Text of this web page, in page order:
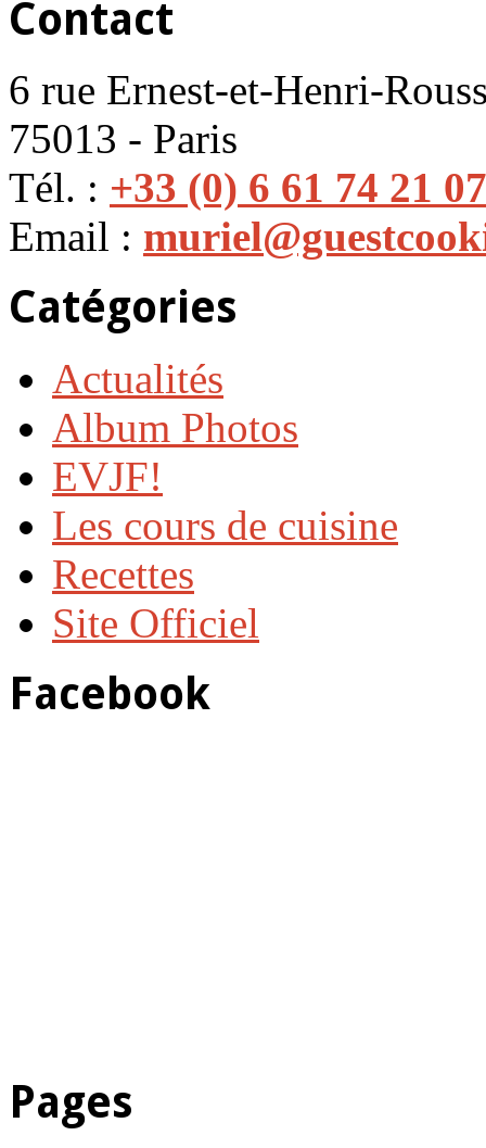
Contact
6 rue Ernest-et-Henri-
75013 - Paris
Tél. : +33 (0) 6 61 74 21 07
Email :
Catégories
Actualités
Album Photos
EVJF!
Les cours de cuisine
Recettes
Site Officiel
Facebook
Pages